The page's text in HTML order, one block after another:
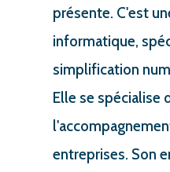
présente. C'est
informatique,
simplification
Elle se spécialise
entreprises. Son